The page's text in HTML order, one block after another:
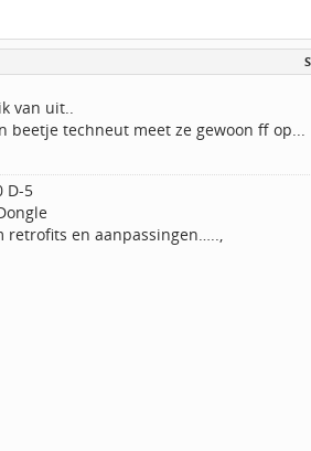
van uit..
beetje techneut meet ze gewoon ff op...
D-5
retrofits en aanpassingen…..,